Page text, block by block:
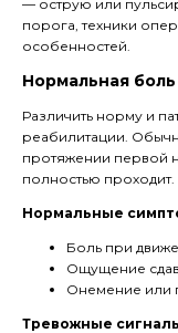
— острую или
порога, техники
особенностей.
Нормальная
Различить норму и
реабилитации.
протяжении первой
полностью проходит.
Нормальные
Боль при
Ощущение
Онемение или
Тревожные